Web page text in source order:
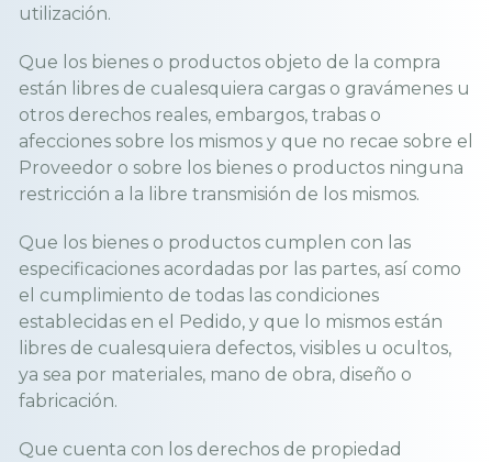
utilización.
Que los bienes o productos objeto de la compra
están libres de cualesquiera cargas o gravámenes u
otros derechos reales, embargos, trabas o
afecciones sobre los mismos y que no recae sobre el
Proveedor o sobre los bienes o productos ninguna
restricción a la libre transmisión de los mismos.
Que los bienes o productos cumplen con las
especificaciones acordadas por las partes, así como
el cumplimiento de todas las condiciones
establecidas en el Pedido, y que lo mismos están
libres de cualesquiera defectos, visibles u ocultos,
ya sea por materiales, mano de obra, diseño o
fabricación.
Que cuenta con los derechos de propiedad